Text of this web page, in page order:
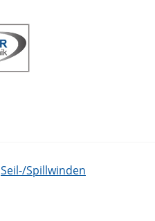
Seil-/Spillwinden